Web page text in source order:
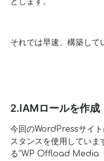
それでは早速、構築して
2.IAMロールを作成
今回のWordPressサイ
スタンスを使用していま
る“WP Offload Media